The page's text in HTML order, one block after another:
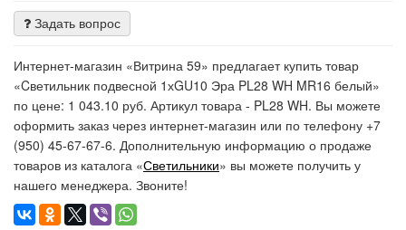
Задать вопрос
Интернет-магазин «Витрина 59» предлагает купить товар
«Cветильник подвесной 1хGU10 Эра PL28 WH MR16 белый»
по цене: 1 043.10 руб. Артикул товара - PL28 WH. Вы можете
оформить заказ через интернет-магазин или по телефону +7
(950) 45-67-67-6. Дополнительную информацию о продаже
товаров из каталога «Светильники» вы можете получить у
нашего менеджера. Звоните!